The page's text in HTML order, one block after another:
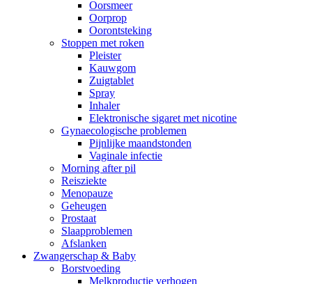
Oorsmeer
Oorprop
Oorontsteking
Stoppen met roken
Pleister
Kauwgom
Zuigtablet
Spray
Inhaler
Elektronische sigaret met nicotine
Gynaecologische problemen
Pijnlijke maandstonden
Vaginale infectie
Morning after pil
Reisziekte
Menopauze
Geheugen
Prostaat
Slaapproblemen
Afslanken
Zwangerschap & Baby
Borstvoeding
Melkproductie verhogen